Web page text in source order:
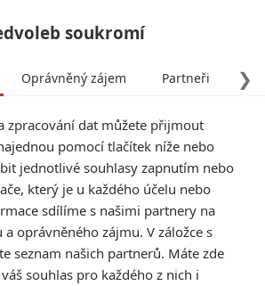
Akční řež bez
slova přináší
soukromí
❯
Oprávněný zájem Partneři
zpracování dat můžete přijmout
pomocí tlačítek níže nebo
jednotlivé souhlasy zapnutím nebo
který je u každého účelu nebo
sdílíme s našimi partnery na
a oprávněného zájmu. V záložce s
seznam našich partnerů. Máte zde
souhlas pro každého z nich i